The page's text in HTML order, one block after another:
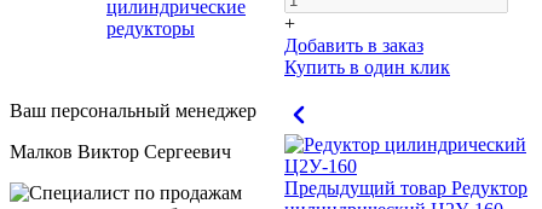
цилиндрические
редукторы
Ваш персональный менеджер
Малков Виктор Сергеевич
+
Добавить в заказ
Купить в один клик
Предыдущий товар Редуктор